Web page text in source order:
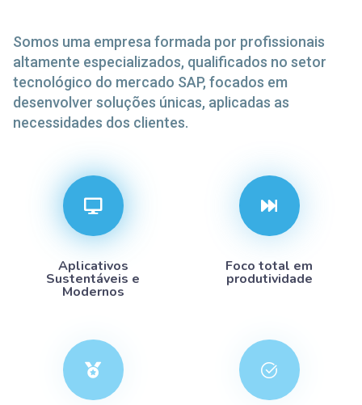
8
9
Somos uma empresa formada por profissionais
altamente especializados, qualificados no setor
tecnológico do mercado SAP, focados em
desenvolver soluções únicas, aplicadas as
necessidades dos clientes.
Aplicativos
Sustentáveis e
Modernos
Foco total em
produtividade